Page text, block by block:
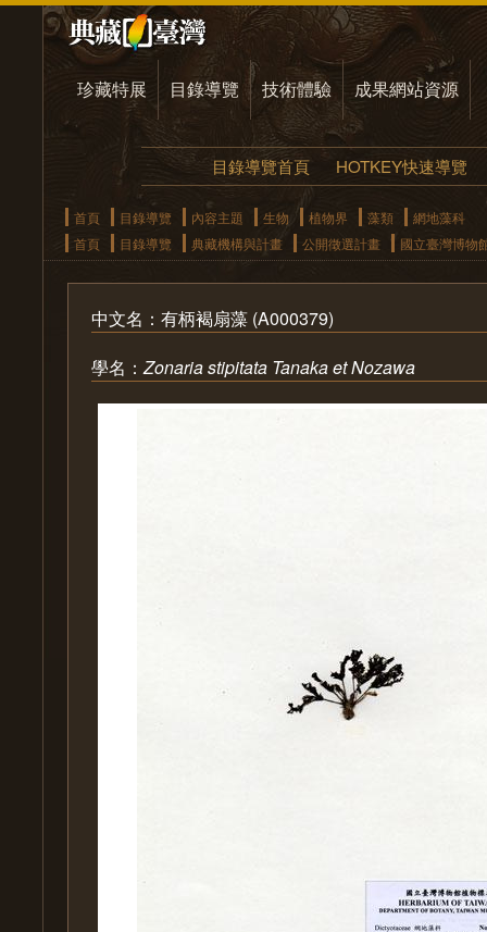
珍藏特展 目錄導覽 技術體驗 成果網站資源
目錄導覽首頁 HOTKEY快速導覽
首頁 目錄導覽 內容主題 生物 植物界 藻類
網地藻科
首頁
目錄導覽 典藏機構與計畫 公開徵選計畫 國立臺灣博物
中文名：有柄褐扇藻 (A000379)
學名：Zonaria stipitata Tanaka et Nozawa